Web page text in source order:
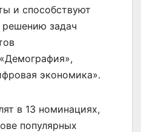
и способствуют
задач
экономика».
в 13 номинациях,
популярных